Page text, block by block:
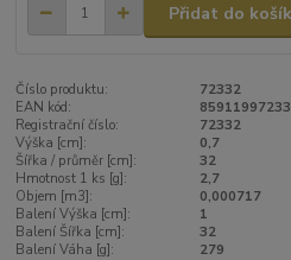
Přidat do
Číslo produktu:
72332
EAN kód:
Registrační číslo:
72332
Výška [cm]:
0,7
Šířka / průměr [cm]:
32
Hmotnost 1 ks [g]:
2,7
Objem [m3]:
0,000717
Balení Výška [cm]:
1
Balení Šířka [cm]:
32
Balení Váha [g]:
279